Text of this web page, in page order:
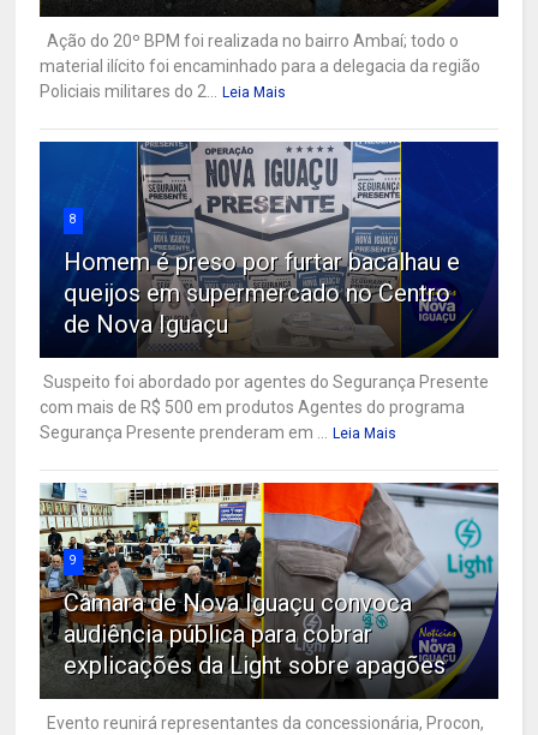
Ação do 20º BPM foi realizada no bairro Ambaí; todo o
material ilícito foi encaminhado para a delegacia da região
Policiais militares do 2... Leia Mais
8
Homem é preso por furtar bacalhau e
queijos em supermercado no Centro
de Nova Iguaçu
Suspeito foi abordado por agentes do Segurança Presente
com mais de R$ 500 em produtos Agentes do programa
Segurança Presente prenderam em ... Leia Mais
9
Câmara de Nova Iguaçu convoca
audiência pública para cobrar
explicações da Light sobre apagões
Evento reunirá representantes da concessionária, Procon,